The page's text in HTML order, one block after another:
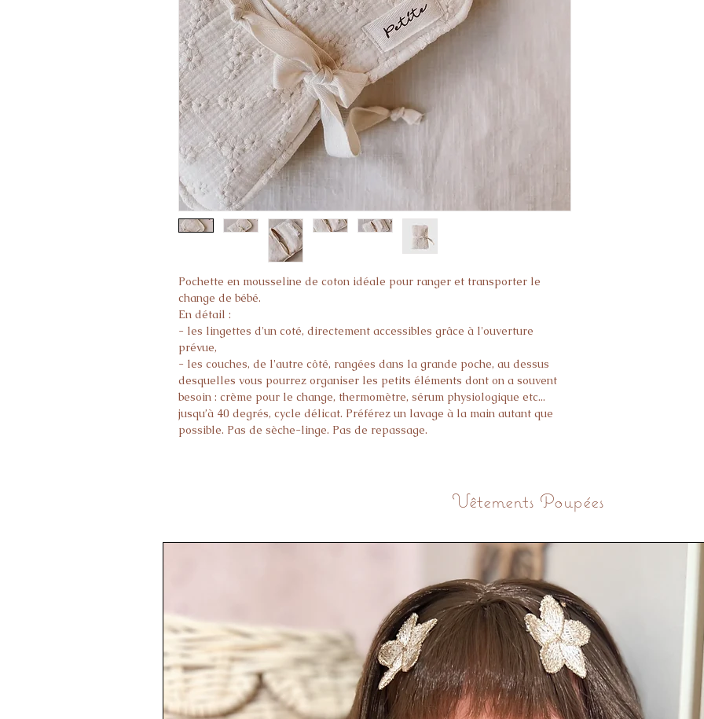
Pochette en mousseline de coton idéale pour ranger et transporter le
change de bébé.
En détail :
- les lingettes d'un coté, directement accessibles grâce à l'ouverture
prévue,
- les couches, de l'autre côté, rangées dans la grande poche, au dessus
desquelles vous pourrez organiser les petits éléments dont on a souvent
besoin : crème pour le change, thermomètre, sérum physiologique etc...
jusqu’à 40 degrés, cycle délicat. Préférez un lavage à la main autant que
possible. Pas de sèche-linge. Pas de repassage.
Vêtements Poupées